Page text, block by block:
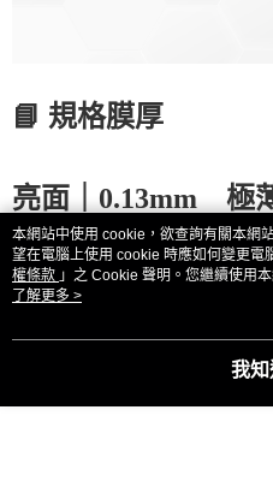
📘 規格膜厚
亮面｜ 0.13mm 極
順度
霧面｜
本網站中使用 cookie，欲查詢有關本網
望在電腦上使用 cookie 時應如何變更電
權條款 」之 Cookie 聲明。您繼續使用
用條款之 Cookie 聲明使用 cookie。
了解更多 >
我知